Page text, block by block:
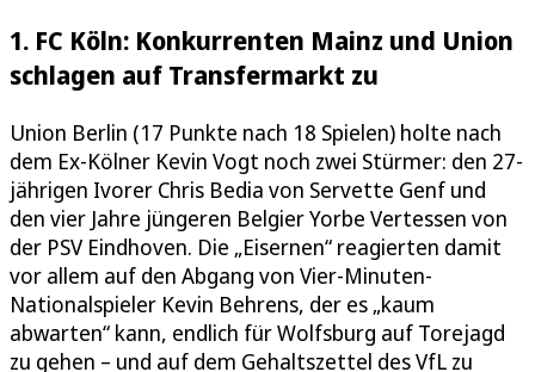
1. FC Köln: Konkurrenten Mainz und Union
schlagen auf Transfermarkt zu
Union Berlin (17 Punkte nach 18 Spielen) holte nach
dem Ex-Kölner Kevin Vogt noch zwei Stürmer: den 27-
jährigen Ivorer Chris Bedia von Servette Genf und
den vier Jahre jüngeren Belgier Yorbe Vertessen von
der PSV Eindhoven. Die „Eisernen“ reagierten damit
vor allem auf den Abgang von Vier-Minuten-
Nationalspieler Kevin Behrens, der es „kaum
abwarten“ kann, endlich für Wolfsburg auf Torejagd
zu gehen – und auf dem Gehaltszettel des VfL zu